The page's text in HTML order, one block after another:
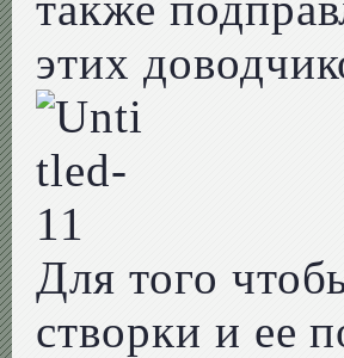
этих
Для того
створки и ее